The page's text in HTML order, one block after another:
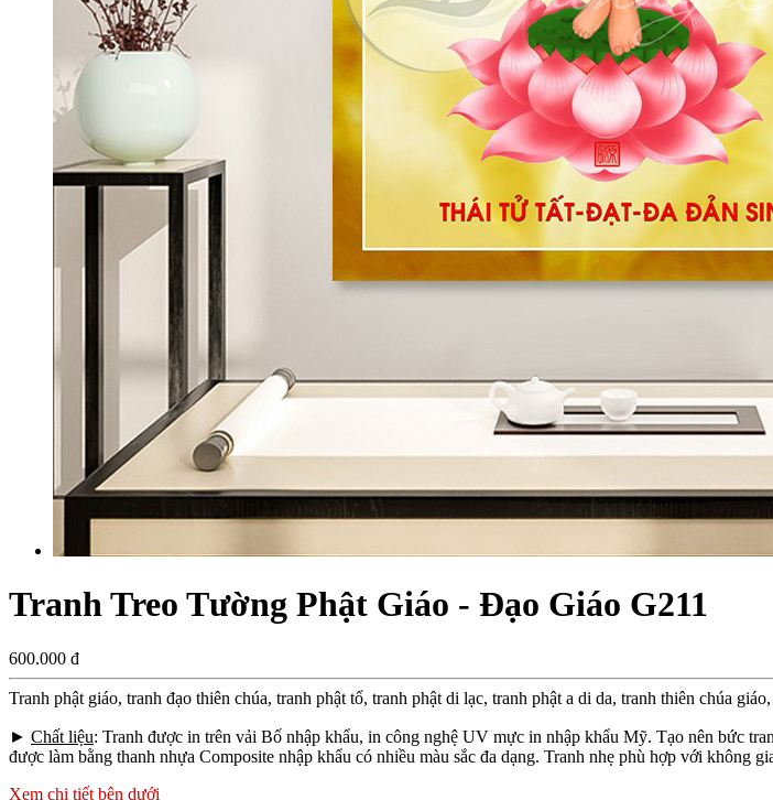
Tranh Treo Tường Phật Giáo - Đạo Giáo G211
600.000 đ
Tranh phật giáo, tranh đạo thiên chúa, tranh phật tổ, tranh phật di lạc, tranh phật a di da, tranh thiên chúa
► Chất liệu: Tranh được in trên vải Bố nhập khẩu, in công nghệ UV mực in nhập khẩu Mỹ. Tạo nên bức
được làm bằng thanh nhựa Composite nhập khẩu có nhiều màu sắc đa dạng. Tranh nhẹ phù hợp với không
Xem chi tiết bên dưới